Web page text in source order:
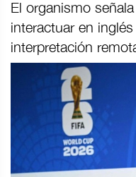
El organismo
interactuar en
interpretación